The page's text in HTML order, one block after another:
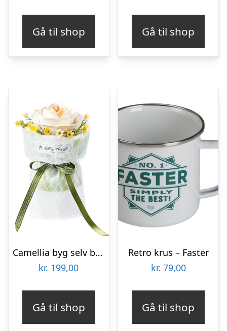
Gå til shop
kr. 199,00.kr.
Gå til shop
Camellia byg selv blomst Rokrâ¢ (AF011)
kr. 199,00
Gå til shop
Retro krus – Faster
kr. 79,00
Gå til shop